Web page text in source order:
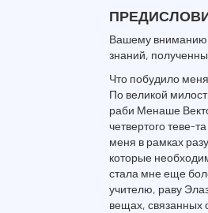
Вашему вниманию
знаний,
Что побудило меня
По великой
раби Менаше
четвертого теве-
меня в рамках
которые
стала мне еще
учителю, раву
вещах, связанных